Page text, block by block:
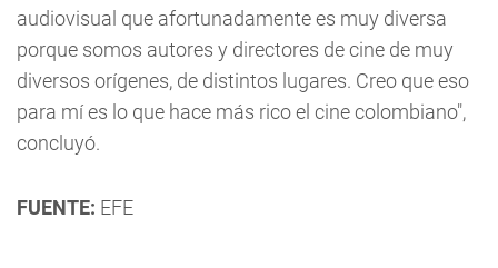
audiovisual que afortunadamente es muy diversa
porque somos autores y directores de cine de muy
diversos orígenes, de distintos lugares. Creo que eso
para mí es lo que hace más rico el cine colombiano",
concluyó.
FUENTE: EFE